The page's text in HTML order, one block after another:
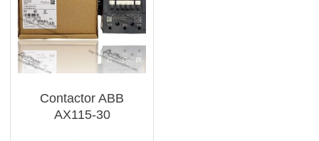
Contactor ABB
AX115-30